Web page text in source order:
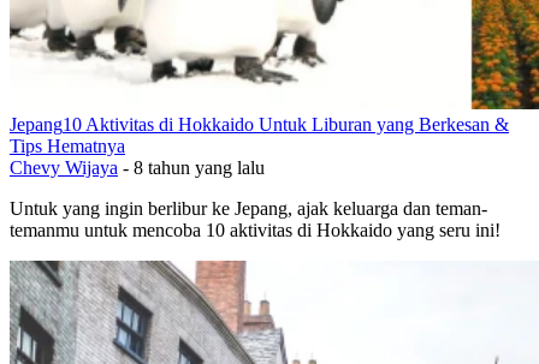
Jepang10 Aktivitas di Hokkaido Untuk Liburan yang Berkesan &
Tips Hematnya
Chevy Wijaya - 8 tahun yang lalu
Untuk yang ingin berlibur ke Jepang, ajak keluarga dan teman-
temanmu untuk mencoba 10 aktivitas di Hokkaido yang seru ini!